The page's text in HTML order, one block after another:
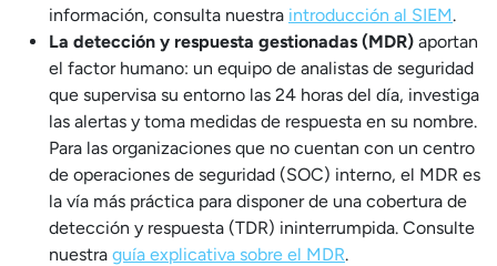
información, consulta nuestra introducción al SIEM.
La detección y respuesta gestionadas (MDR) aportan
el factor humano: un equipo de analistas de seguridad
que supervisa su entorno las 24 horas del día, investiga
las alertas y toma medidas de respuesta en su nombre.
Para las organizaciones que no cuentan con un centro
de operaciones de seguridad (SOC) interno, el MDR es
la vía más práctica para disponer de una cobertura de
detección y respuesta (TDR) ininterrumpida. Consulte
nuestra guía explicativa sobre el MDR.